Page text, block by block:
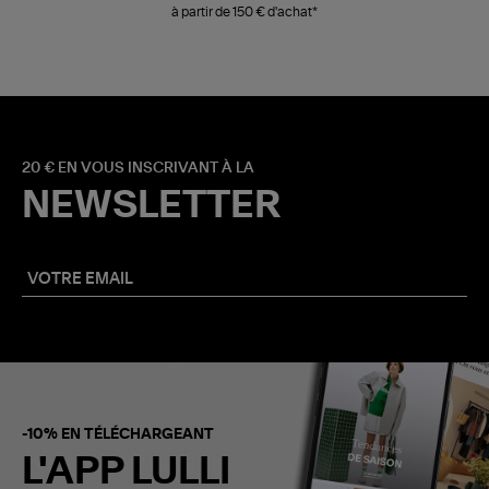
à partir de 150 € d'achat*
20 € EN VOUS INSCRIVANT À LA
NEWSLETTER
-10% EN TÉLÉCHARGEANT
L'APP LULLI